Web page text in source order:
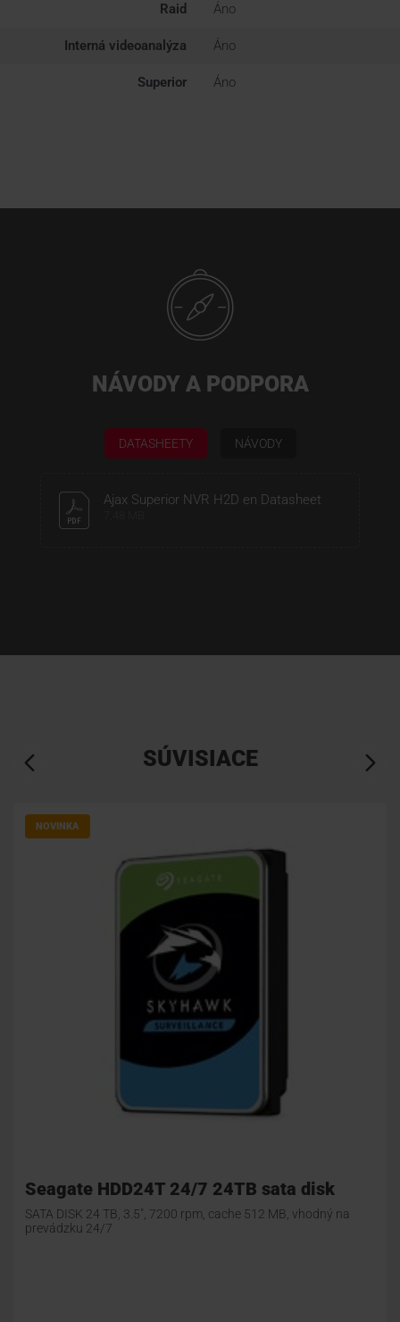
Raid Áno
Interná videoanalýza Áno
Superior Áno
NÁVODY A PODPORA
DATASHEETY NÁVODY
Ajax Superior NVR H2D en Datasheet
SÚVISIACE
NOVINKA
Seagate HDD24T 24/7 24TB sata disk
SATA DISK 24 TB, 3.5", 7200 rpm, cache 512 MB, vhodný na
prevádzku 24/7